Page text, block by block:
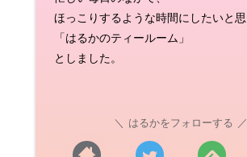
ほっこりするような時間にしたいと思
「はるかのティールーム」
としました。
はるかをフォローする